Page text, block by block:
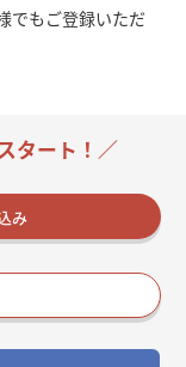
でもご登録いただ
タート！／
み